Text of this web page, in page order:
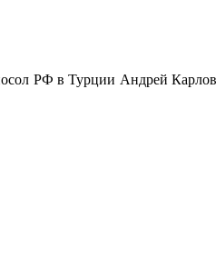
РФ в Турции Андрей